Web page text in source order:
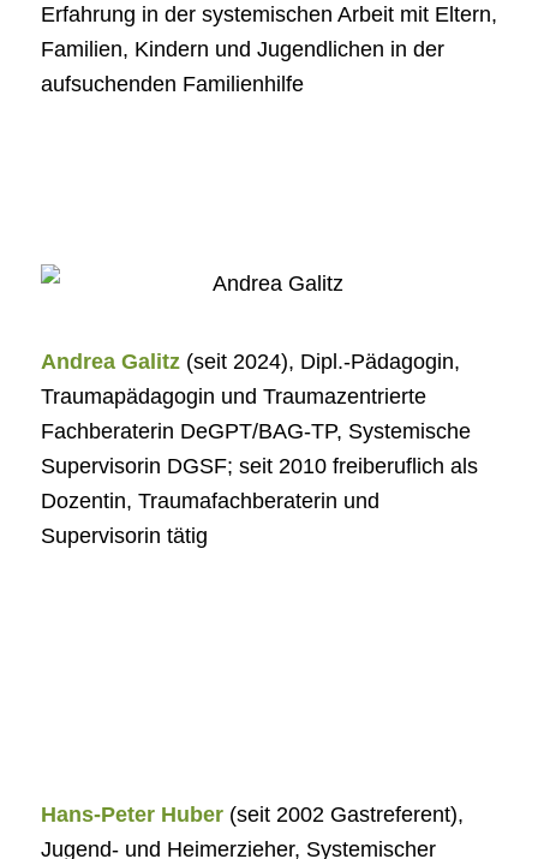
Erfahrung in der systemischen Arbeit mit Eltern,
Familien, Kindern und Jugendlichen in der
aufsuchenden Familienhilfe
Andrea Galitz(seit 2024), Dipl.-Pädagogin,
Traumapädagogin und Traumazentrierte
Fachberaterin DeGPT/BAG-TP, Systemische
Supervisorin DGSF; seit 2010 freiberuflich als
Dozentin, Traumafachberaterin und
Supervisorin tätig
Hans-Peter Huber (seit 2002 Gastreferent),
Jugend- und Heimerzieher, Systemischer